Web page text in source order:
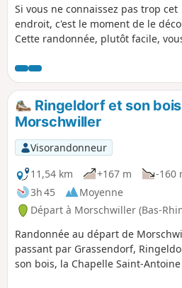
Si vous ne connaissez pas trop cet
endroit, c'est le moment de le
Cette randonnée, plutôt facile,
Chapelle de Morschwiller à celle
d'Ohlungen quasiment en ligne
Le retour, avec un peu dénivelé,
fera découvrir les deux belles
de Dauendorf. Sur le trajet, suivant
l'heure de la journée, vous devriez
de nombreux chevreuils, si vous
matinal, vous verrez peut-être
renard.
Ringeldorf et son
Morschwiller
Visorandonneur
11,54 km
+167 m
-160
3h 45
Moyenne
Départ à Morschwiller (Bas-
Randonnée au départ de
passant par Grassendorf,
son bois, la Chapelle Saint-